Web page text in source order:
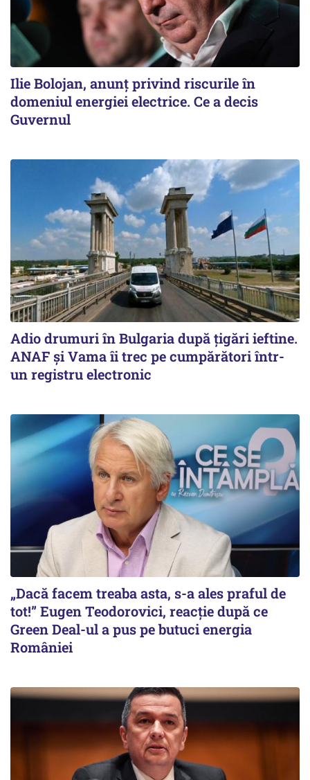
Ilie Bolojan, anunț privind riscurile în
domeniul energiei electrice. Ce a decis
Guvernul
Adio drumuri în Bulgaria după țigări ieftine.
ANAF și Vama îi trec pe cumpărători într-
un registru electronic
„Dacă facem treaba asta, s-a ales praful de
tot!” Eugen Teodorovici, reacție după ce
Green Deal-ul a pus pe butuci energia
României